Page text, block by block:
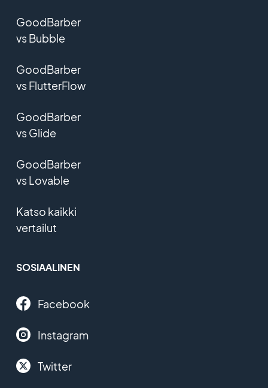
GoodBarber
vs Bubble
GoodBarber
vs FlutterFlow
GoodBarber
vs Glide
GoodBarber
vs Lovable
Katso kaikki
vertailut
SOSIAALINEN
Facebook
Instagram
Twitter